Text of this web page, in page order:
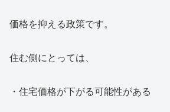
価格を抑える政策です。
住む側にとっては、
・住宅価格が下がる可能性がある